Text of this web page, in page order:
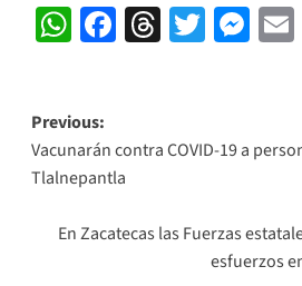
WhatsApp
Facebook
Threads
Post
navigation
Previous:
Vacunarán contra COVID-19 a
Tlalnepantla
En Zacatecas las Fuerzas
esfuerzos